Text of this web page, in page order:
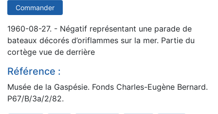
Commander
1960-08-27. - Négatif représentant une parade de
bateaux décorés d’oriflammes sur la mer. Partie du
cortège vue de derrière
Référence :
Musée de la Gaspésie. Fonds Charles-Eugène Bernard.
P67/B/3a/2/82.